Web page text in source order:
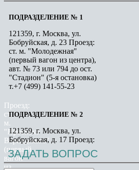
Проезд:
ст.
м.
"Проспект
Вернадского"
(первый
вагон
из
ПОДРАЗДЕЛЕНИЕ № 1
121359, г. Москва, ул.
Бобруйская, д. 23 Проезд:
ст. м. "Молодежная"
(первый вагон из центра),
авт. № 73 или 794 до ост.
"Стадион" (5-я остановка)
т.+7 (499) 141-55-23
ПОДРАЗДЕЛЕНИЕ № 2
121359, г. Москва, ул.
Бобруйская, д. 17 Проезд:
ст. м. "Молодежная"
(первый вагон из центра),
авт. № 73 или 794 до ост.
ЗАДАТЬ ВОПРОС